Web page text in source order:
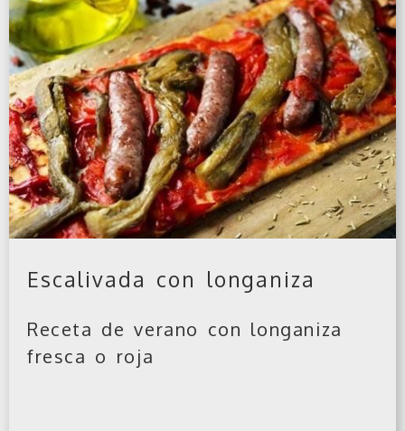
Escalivada con longaniza
Receta de verano con longaniza
fresca o roja